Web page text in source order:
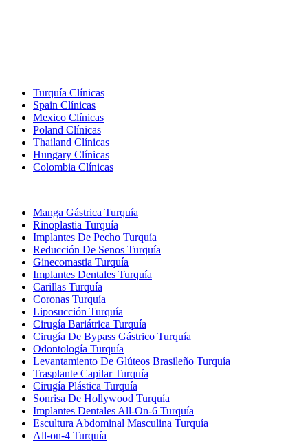
Turquía Clínicas
Spain Clínicas
Mexico Clínicas
Poland Clínicas
Thailand Clínicas
Hungary Clínicas
Colombia Clínicas
Manga Gástrica Turquía
Rinoplastia Turquía
Implantes De Pecho Turquía
Reducción De Senos Turquía
Ginecomastia Turquía
Implantes Dentales Turquía
Carillas Turquía
Coronas Turquía
Liposucción Turquía
Cirugía Bariátrica Turquía
Cirugía De Bypass Gástrico Turquía
Odontología Turquía
Levantamiento De Glúteos Brasileño Turquía
Trasplante Capilar Turquía
Cirugía Plástica Turquía
Sonrisa De Hollywood Turquía
Implantes Dentales All-On-6 Turquía
Escultura Abdominal Masculina Turquía
All-on-4 Turquía